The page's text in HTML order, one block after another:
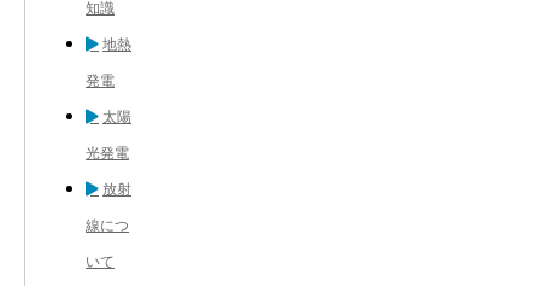
知識
地熱
発電
太陽
光発電
放射
線につ
いて